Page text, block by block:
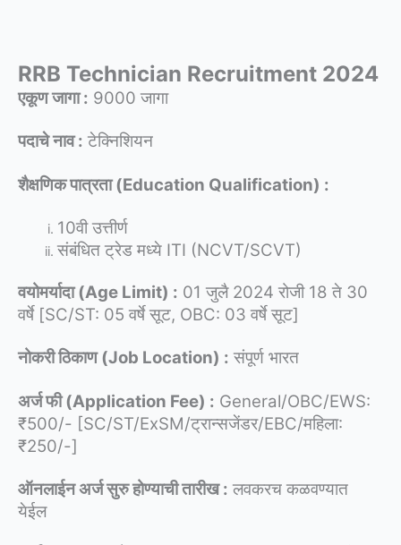
RRB Technician Recruitment 2024
एकूण जागा : 9000 जागा
पदाचे नाव : टेक्निशियन
शैक्षणिक पात्रता (Education Qualification) :
10वी उत्तीर्ण
संबंधित ट्रेड मध्ये ITI (NCVT/SCVT)
वयोमर्यादा (Age Limit) : 01 जुलै 2024 रोजी 18 ते 30
वर्षे [SC/ST: 05 वर्षे सूट, OBC: 03 वर्षे सूट]
नोकरी ठिकाण (Job Location) : संपूर्ण भारत
अर्ज फी (Application Fee) : General/OBC/EWS:
₹500/- [SC/ST/ExSM/ट्रान्सजेंडर/EBC/महिला:
₹250/-]
ऑनलाईन अर्ज सुरु होण्याची तारीख : लवकरच कळवण्यात
येईल